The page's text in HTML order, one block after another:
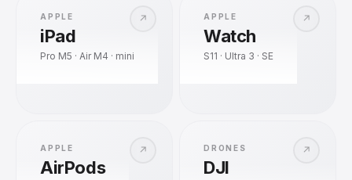
↗
APPLE
iPad
Pro M5 · Air M4 · mini
↗
APPLE
Watch
S11 · Ultra 3 · SE
↗
APPLE
AirPods
↗
DRONES
DJI